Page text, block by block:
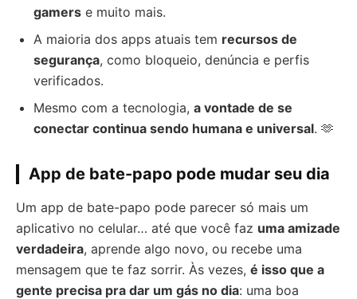
gamers e muito mais.
A maioria dos apps atuais tem recursos de
segurança, como bloqueio, denúncia e perfis
verificados.
Mesmo com a tecnologia, a vontade de se
conectar continua sendo humana e universal. 🫶
App de bate-papo pode mudar seu dia
Um app de bate-papo pode parecer só mais um
aplicativo no celular… até que você faz uma amizade
verdadeira, aprende algo novo, ou recebe uma
mensagem que te faz sorrir. Às vezes, é isso que a
gente precisa pra dar um gás no dia: uma boa